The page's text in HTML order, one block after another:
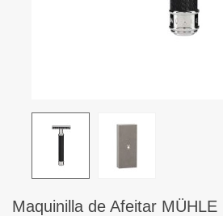
Maquinilla de Afeitar